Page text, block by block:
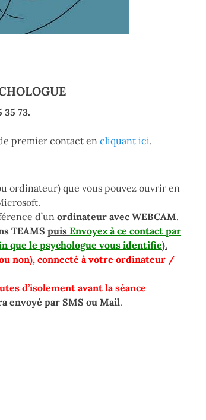
73.
premier contact en cliquant ici.
ordinateur) que vous pouvez ouvrir en
d’unordinateur avec WEBCAM.
TEAMS puis Envoyez à ce contact par
que le psychologue vous identifie).
non), connecté à votre ordinateur /
d’isolementavant la séance
envoyé par SMS ou Mail.